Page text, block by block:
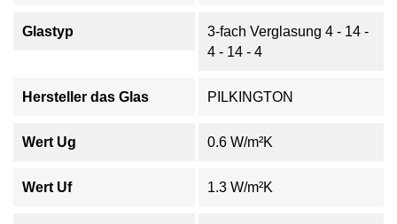
Glastyp
3-fach Verglasung 4 - 14 -
4 - 14 - 4
Hersteller das Glas PILKINGTON
Wert Ug 0.6 W/m²K
Wert Uf 1.3 W/m²K